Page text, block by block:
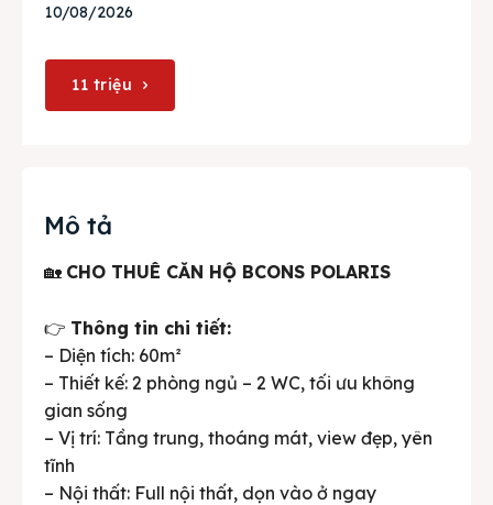
10/08/2026
11 triệu
Mô tả
🏡 CHO THUÊ CĂN HỘ BCONS POLARIS
👉 Thông tin chi tiết:
– Diện tích: 60m²
– Thiết kế: 2 phòng ngủ – 2 WC, tối ưu không
gian sống
– Vị trí: Tầng trung, thoáng mát, view đẹp, yên
tĩnh
– Nội thất: Full nội thất, dọn vào ở ngay